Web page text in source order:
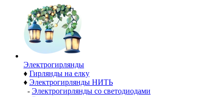
Электро­гирлянды
♦ Гирлянды на елку
♦ Электрогирлянды НИТЬ
- Электрогирлянды со светодиодами